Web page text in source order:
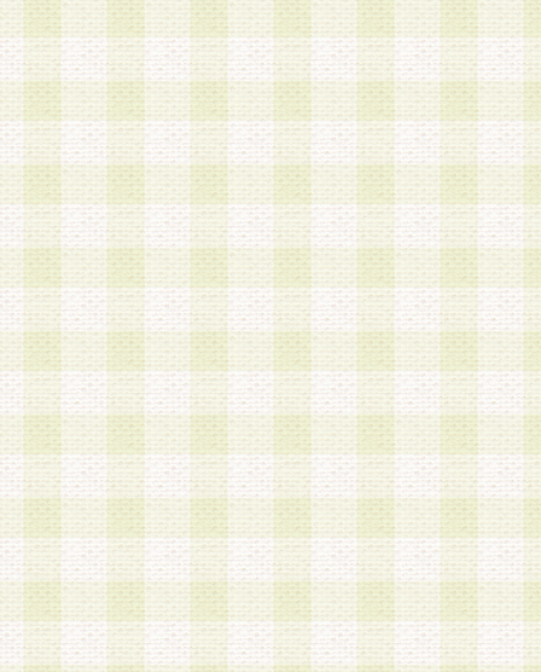
3.会員登録希望者が18歳未満、成年被後見人、被
人 である場合は、親権者などの法定代理人の同
録を行うものとします。なお、義務教育学齢に該
者については、登録時に 当社が別途定める方法
権者による承認手続きを行うものとします。
第3条 会員の登録方法
1.会員登録手続きは、会員登録希望者本人が行う
る登録は一切認められないものとします。
2.会員登録希望者は、本規約に同意の後、当社指
画 面」において、当社が指定する必要事項を入
を行うものとします。当社は、会員登録を承認し
会員として本サービスを 受けるためのログイン
を付与します。
3.会員は、会員登録の際に申告する登録情報の全
いかなる虚偽の申告をも行ってはならないものと
4.会員は、複数のログインＩＤおよびパスワード
いものとします。
第4条 ログインIDおよびパスワードの管理
1.会員は、会員登録後、本サイト内にて本サービ